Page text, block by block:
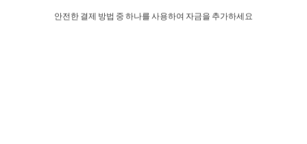
안전한 결제 방법 중 하나를 사용하여 자금을 추가하세요